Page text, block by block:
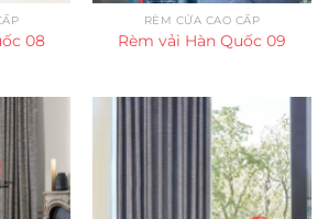
08
RÈM CỬA CAO CẤP
Rèm vải Hàn Quốc 09